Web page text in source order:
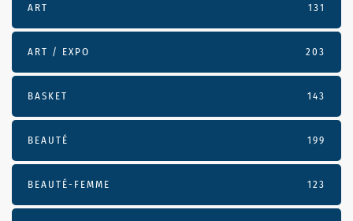
ART 131
ART / EXPO 203
BASKET 143
BEAUTÉ 199
BEAUTÉ-FEMME 123